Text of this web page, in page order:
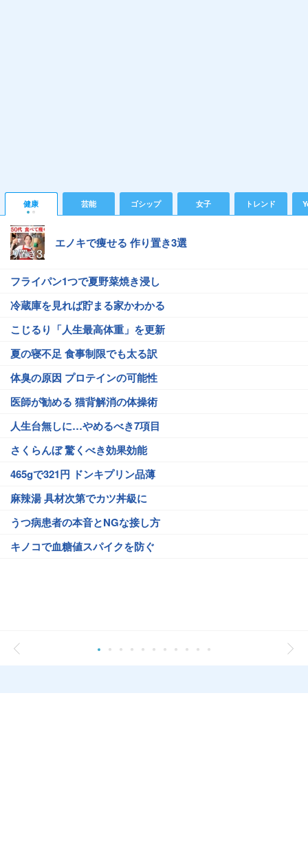
健康 芸能 ゴシップ 女子 トレンド
エノキで痩せる 作り置き3選
フライパン1つで夏野菜焼き浸し
冷蔵庫を見れば貯まる家かわかる
こじるり「人生最高体重」を更新
夏の寝不足 食事制限でも太る訳
体臭の原因 プロテインの可能性
医師が勧める 猫背解消の体操術
人生台無しに…やめるべき7項目
さくらんぼ 驚くべき効果効能
465gで321円 ドンキプリン品薄
麻辣湯 具材次第でカツ丼級に
うつ病患者の本音とNGな接し方
キノコで血糖値スパイクを防ぐ